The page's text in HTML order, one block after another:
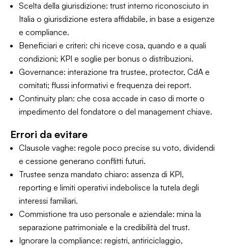
Scelta della giurisdizione: trust interno riconosciuto in
Italia o giurisdizione estera affidabile, in base a esigenze
e compliance.
Beneficiari e criteri: chi riceve cosa, quando e a quali
condizioni; KPI e soglie per bonus o distribuzioni.
Governance: interazione tra trustee, protector, CdA e
comitati; flussi informativi e frequenza dei report.
Continuity plan: che cosa accade in caso di morte o
impedimento del fondatore o del management chiave.
Errori da evitare
Clausole vaghe: regole poco precise su voto, dividendi
e cessione generano conflitti futuri.
Trustee senza mandato chiaro: assenza di KPI,
reporting e limiti operativi indebolisce la tutela degli
interessi familiari.
Commistione tra uso personale e aziendale: mina la
separazione patrimoniale e la credibilità del trust.
Ignorare la compliance: registri, antiriciclaggio,